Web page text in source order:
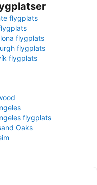
flygplats
flygplats
flygplats
flygplats
flygplats
Oaks